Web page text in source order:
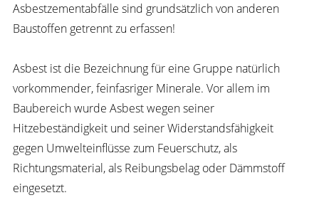
Asbestzementabfälle sind grundsätzlich von anderen
Baustoffen getrennt zu erfassen!
Asbest ist die Bezeichnung für eine Gruppe natürlich
vorkommender, feinfasriger Minerale. Vor allem im
Baubereich wurde Asbest wegen seiner
Hitzebeständigkeit und seiner Widerstandsfähigkeit
gegen Umwelteinflüsse zum Feuerschutz, als
Richtungsmaterial, als Reibungsbelag oder Dämmstoff
eingesetzt.